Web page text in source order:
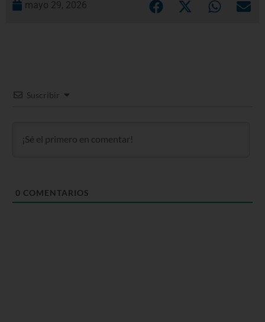
mayo 29, 2026
Suscribir
0 COMENTARIOS